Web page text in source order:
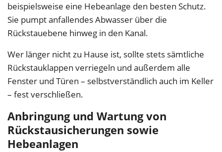
beispielsweise eine Hebeanlage den besten Schutz.
Sie pumpt anfallendes Abwasser über die
Rückstauebene hinweg in den Kanal.
Wer länger nicht zu Hause ist, sollte stets sämtliche
Rückstauklappen verriegeln und außerdem alle
Fenster und Türen – selbstverständlich auch im Keller
– fest verschließen.
Anbringung und Wartung von
Rückstausicherungen sowie
Hebeanlagen